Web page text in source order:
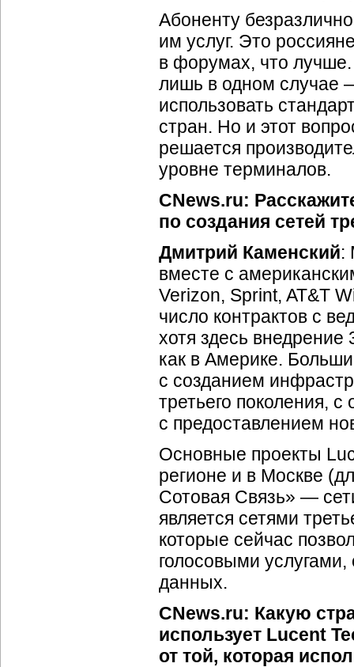
Абоненту
им услуг. Это
в форумах, что лучше.
лишь в одном случае
использовать
стран. Но и этот
решается
уровне терминалов.
CNews.ru:
по создания сетей
Дмитрий Каменский:
вместе с
Verizon, Sprint, AT&T
число контрактов с
хотя здесь внедрение
как в Америке.
с созданием
третьего поколения,
с предоставлением
Основные проекты
регионе и в Москве
Сотовая Связь» —
является сетями
которые сейчас
голосовыми
данных.
CNews.ru: Какую
использует Lucent
от той, которая